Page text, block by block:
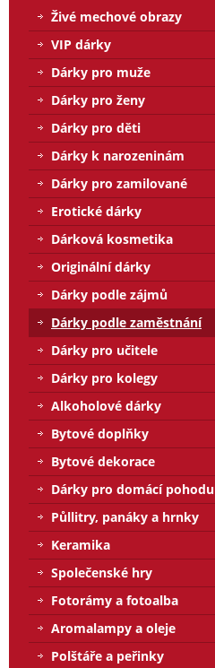
Živé mechové obrazy
VIP dárky
Dárky pro muže
Dárky pro ženy
Dárky pro děti
Dárky k narozeninám
Dárky pro zamilované
Erotické dárky
Dárková kosmetika
Originální dárky
Dárky podle zájmů
Dárky podle zaměstnání
Dárky pro učitele
Dárky pro kolegy
Alkoholové dárky
Bytové doplňky
Bytové dekorace
Dárky pro domácí pohodu
Půllitry, panáky a hrnky
Keramika
Společenské hry
Fotorámy a fotoalba
Aromalampy a oleje
Polštáře a peřinky